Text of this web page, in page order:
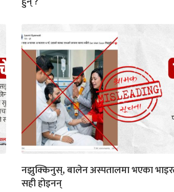
नझुक्किनुस्, बालेन अस्पतालमा भएका
सही होइनन्